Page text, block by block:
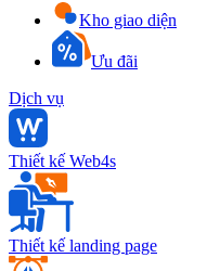
Kho giao diện
Ưu đãi
Dịch vụ
Thiết kế Web4s
Thiết kế landing page